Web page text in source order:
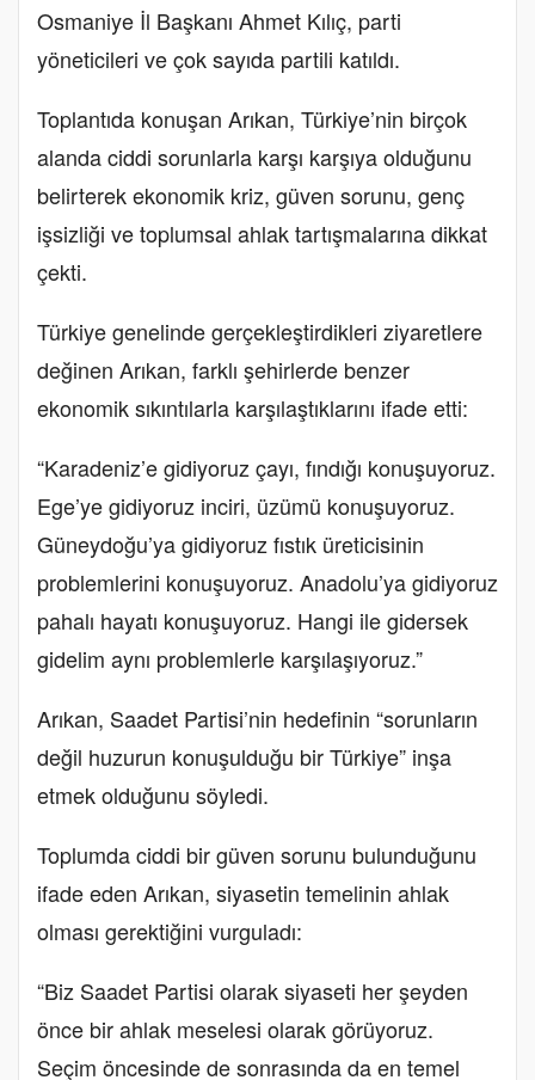
Osmaniye İl Başkanı Ahmet Kılıç, parti
yöneticileri ve çok sayıda partili katıldı.
Toplantıda konuşan Arıkan, Türkiye’nin birçok
alanda ciddi sorunlarla karşı karşıya olduğunu
belirterek ekonomik kriz, güven sorunu, genç
işsizliği ve toplumsal ahlak tartışmalarına dikkat
çekti.
Türkiye genelinde gerçekleştirdikleri ziyaretlere
değinen Arıkan, farklı şehirlerde benzer
ekonomik sıkıntılarla karşılaştıklarını ifade etti:
“Karadeniz’e gidiyoruz çayı, fındığı konuşuyoruz.
Ege’ye gidiyoruz inciri, üzümü konuşuyoruz.
Güneydoğu’ya gidiyoruz fıstık üreticisinin
problemlerini konuşuyoruz. Anadolu’ya gidiyoruz
pahalı hayatı konuşuyoruz. Hangi ile gidersek
gidelim aynı problemlerle karşılaşıyoruz.”
Arıkan, Saadet Partisi’nin hedefinin “sorunların
değil huzurun konuşulduğu bir Türkiye” inşa
etmek olduğunu söyledi.
Toplumda ciddi bir güven sorunu bulunduğunu
ifade eden Arıkan, siyasetin temelinin ahlak
olması gerektiğini vurguladı:
“Biz Saadet Partisi olarak siyaseti her şeyden
önce bir ahlak meselesi olarak görüyoruz.
Seçim öncesinde de sonrasında da en temel